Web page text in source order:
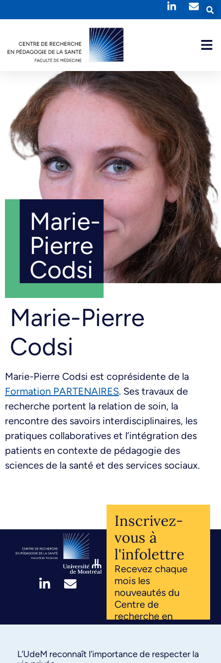
Marie-
Pierre
Codsi
Marie-Pierre
Codsi
Marie-Pierre Codsi est coprésidente de la
Formation PARTENAIRES. Ses travaux de
recherche portent la relation de soin, la
rencontre des savoirs interdisciplinaires, les
pratiques collaboratives et l’intégration des
patients en contexte de pédagogie des
sciences de la santé et des services sociaux.
Inscrivez-
vous à
l'infolettre
Recevez chaque
mois les
nouveautés du
Centre de
recherche en
pédagogie de la
projets, ressources
L’UdeM reconnaît l’importance de respecter la